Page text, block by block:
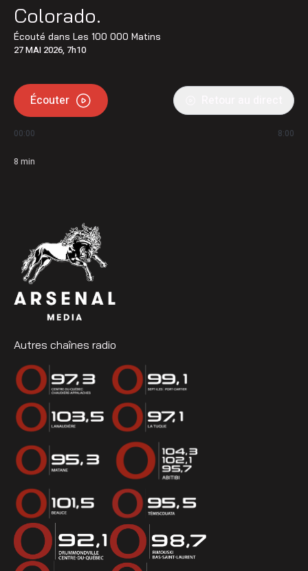
Colorado.
Écouté dans Les 100 000 Matins
27 MAI 2026, 7h10
Écouter
00:00 8:00
8 min
Autres chaînes radio